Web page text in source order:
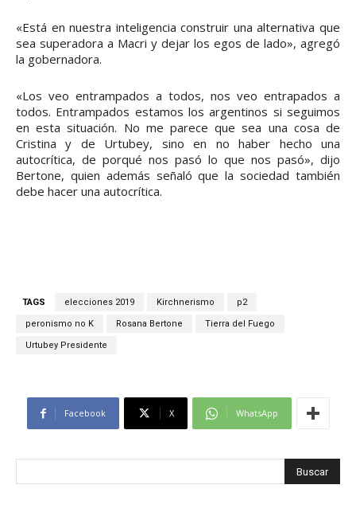
«Está en nuestra inteligencia construir una alternativa que
sea superadora a Macri y dejar los egos de lado», agregó
la gobernadora.
«Los veo entrampados a todos, nos veo entrapados a
todos. Entrampados estamos los argentinos si seguimos
en esta situación. No me parece que sea una cosa de
Cristina y de Urtubey, sino en no haber hecho una
autocrítica, de porqué nos pasó lo que nos pasó», dijo
Bertone, quien además señaló que la sociedad también
debe hacer una autocrítica.
TAGS elecciones 2019 Kirchnerismo p2
peronismo no K Rosana Bertone Tierra del Fuego
Urtubey Presidente
Facebook X WhatsApp